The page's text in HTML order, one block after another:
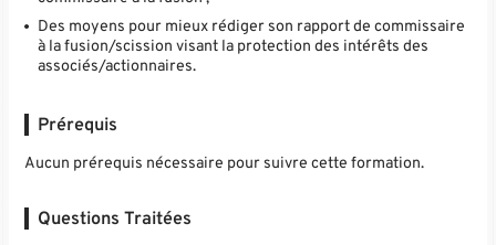
Des moyens pour mieux rédiger son rapport de commissaire
à la fusion/scission visant la protection des intérêts des
associés/actionnaires.
Prérequis
Aucun prérequis nécessaire pour suivre cette formation.
Questions Traitées